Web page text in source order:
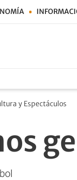
y Espectáculos